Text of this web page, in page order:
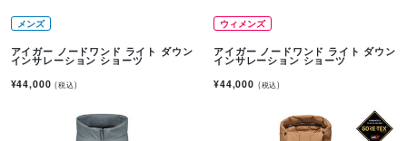
メンズ
アイガー ノードワンド ライト ダウン
インサレーション ショーツ
¥44,000(税込)
ウィメンズ
アイガー ノードワンド ライト ダウン
インサレーション ショーツ
¥44,000 (税込)